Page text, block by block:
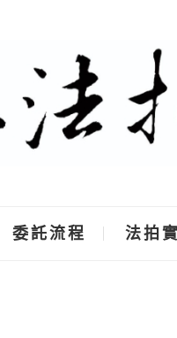
委託流程 法拍